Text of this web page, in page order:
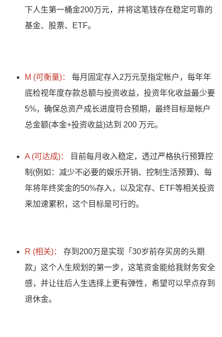
下人生第一桶金200万元，并将这笔钱存在稳定可靠的
基金、股票、ETF。
M (可衡量)：
每月固定存入2万元至指定帐户，每年年
底检视年度存款总额与投资收益，投资年化收益最少要
5%，确保总资产成长进度符合预期，最终目标是帐户
总金额(本金+投资收益)达到 200 万元。
A (可达成)：
目前每月收入稳定，透过严格执行预算控
制(例如：减少不必要的娱乐开销、控制生活预算)、每
年将年终奖金的50%存入，以及定存、ETF等相关投资
来加速累积，这个目标是可行的。
R (相关)：
存到200万是实现「30岁前存买房的头期
款」这个人生规划的第一步，这笔资金能给我财务安全
感，并让往后人生选择上更有弹性，希望可以早点存到
退休金。